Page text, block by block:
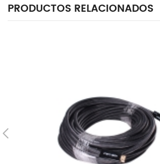
PRODUCTOS RELACIONADOS